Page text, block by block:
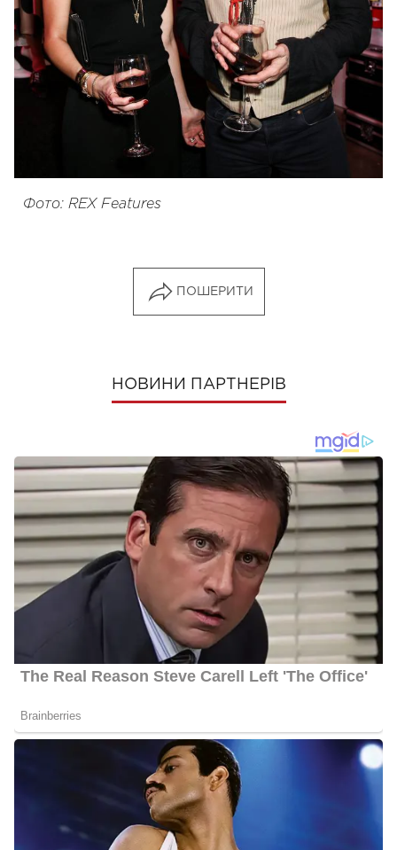
Фото: REX Features
ПОШЕРИТИ
НОВИНИ ПАРТНЕРІВ